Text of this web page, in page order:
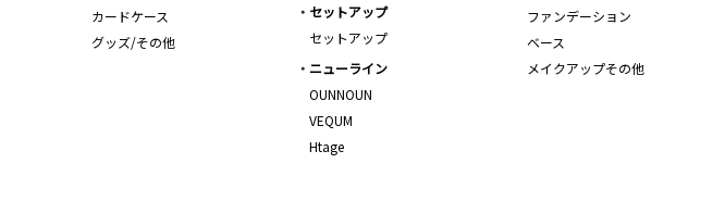
カードケース
グッズ/その他
ファンデーション
ベース
メイクアップその他
セットアップ
セットアップ
ニューライン
OUNNOUN
VEQUM
Htage